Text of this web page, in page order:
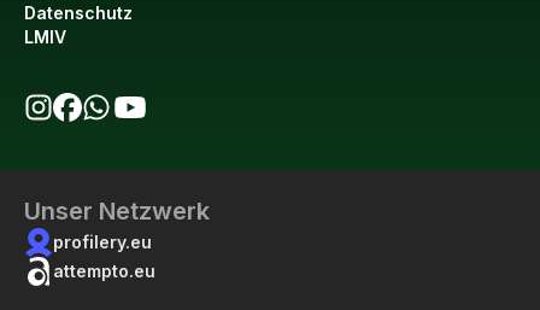
Datenschutz
LMIV
Unser Netzwerk
profilery.eu
attempto.eu